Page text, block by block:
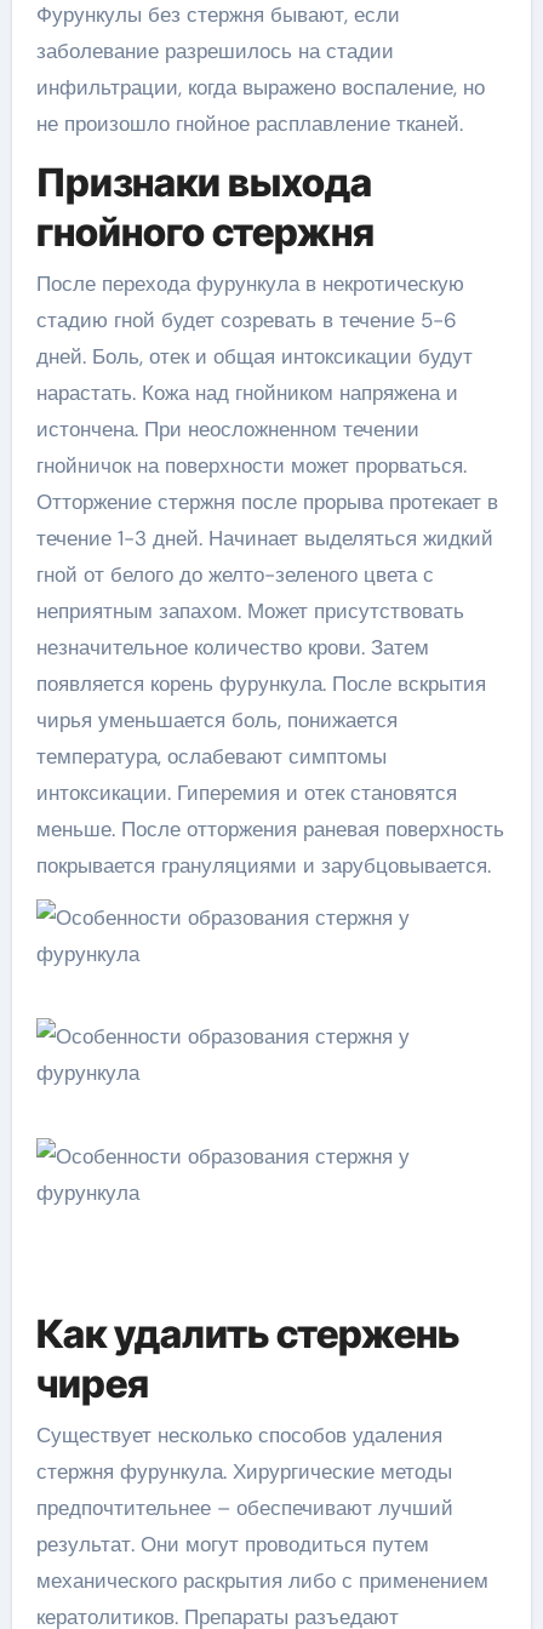
Фурункулы без стержня бывают, если
заболевание разрешилось на стадии
инфильтрации, когда выражено воспаление, но
не произошло гнойное расплавление тканей.
Признаки выхода
гнойного стержня
После перехода фурункула в некротическую
стадию гной будет созревать в течение 5-6
дней. Боль, отек и общая интоксикации будут
нарастать. Кожа над гнойником напряжена и
истончена. При неосложненном течении
гнойничок на поверхности может прорваться.
Отторжение стержня после прорыва протекает в
течение 1-3 дней. Начинает выделяться жидкий
гной от белого до желто-зеленого цвета с
неприятным запахом. Может присутствовать
незначительное количество крови. Затем
появляется корень фурункула. После вскрытия
чирья уменьшается боль, понижается
температура, ослабевают симптомы
интоксикации. Гиперемия и отек становятся
меньше. После отторжения раневая поверхность
покрывается грануляциями и зарубцовывается.
Как удалить стержень
чирея
Существует несколько способов удаления
стержня фурункула. Хирургические методы
предпочтительнее – обеспечивают лучший
результат. Они могут проводиться путем
механического раскрытия либо с применением
кератолитиков. Препараты разъедают